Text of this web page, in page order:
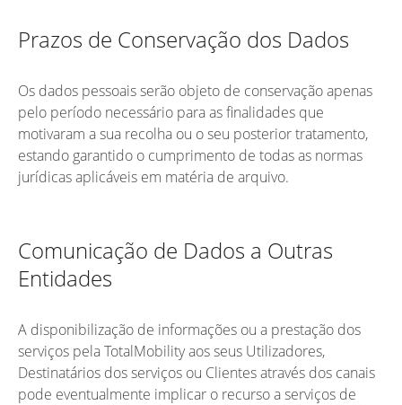
Prazos de Conservação dos Dados
Os dados pessoais serão objeto de conservação apenas
pelo período necessário para as finalidades que
motivaram a sua recolha ou o seu posterior tratamento,
estando garantido o cumprimento de todas as normas
jurídicas aplicáveis em matéria de arquivo.
Comunicação de Dados a Outras
Entidades
A disponibilização de informações ou a prestação dos
serviços pela TotalMobility aos seus Utilizadores,
Destinatários dos serviços ou Clientes através dos canais
pode eventualmente implicar o recurso a serviços de